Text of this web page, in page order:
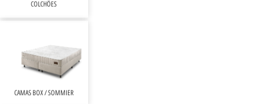
CAMAS BOX / SOMMIER
COLCHÕES